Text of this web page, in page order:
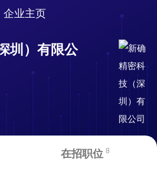
企业主页
圳）有限公
在招职位 8